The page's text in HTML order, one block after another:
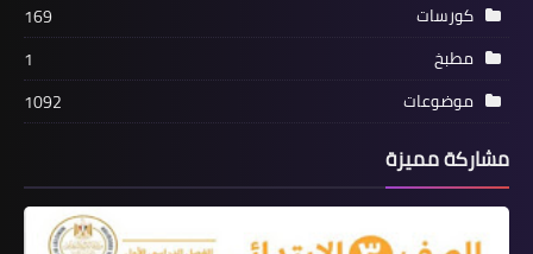
كورسات
169
مطبخ
1
موضوعات
1092
مشاركة مميزة